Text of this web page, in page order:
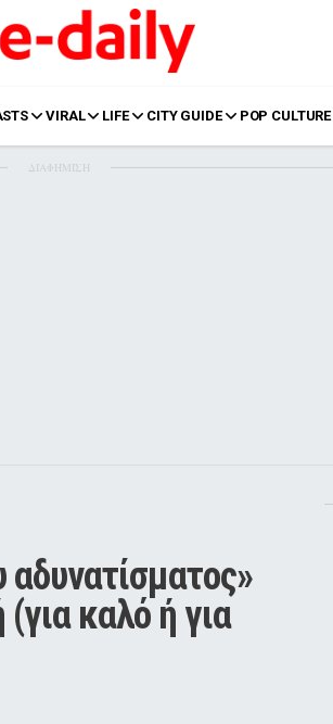
VIRAL LIFE CITY GUIDE POP CULTURE
ΔΙΑΦΗΜΙΣΗ
καλό ή για